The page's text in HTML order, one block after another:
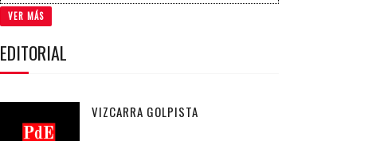
VER MÁS
EDITORIAL
VIZCARRA GOLPISTA